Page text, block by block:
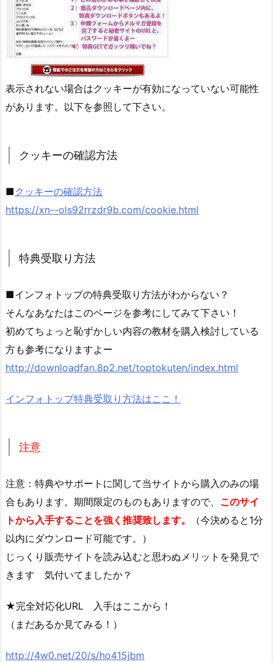
表示されない場合はクッキーが有効になっていない可能性
があります。以下を参照して下さい。
クッキーの確認方法
■クッキーの確認方法
https://xn--ols92rrzdr9b.com/cookie.html
特典受取り方法
■インフォトップの特典受取り方法がわからない？
そんなあなたはこのページを参考にしてみて下さい！
初めてちょっと恥ずかしい内容の教材を購入検討している
方も参考になりますよー
http://downloadfan.8p2.net/toptokuten/index.html
インフォトップ特典受取り方法はここ！
注意
注意：特典やサポートに関して当サイトから購入のみの場
合もあります。期間限定のものもありますので、 このサイ
トから入手することを強く推奨致します。
（今決めると1分
以内にダウンロード可能です。）
じっくり販売サイトを読み込むと思わぬメリットを発見で
きます 気付いてましたか？
★完全対応化URL 入手はここから！
（まだあるか見てみる！）
http://4w0.net/20/s/ho415jbm